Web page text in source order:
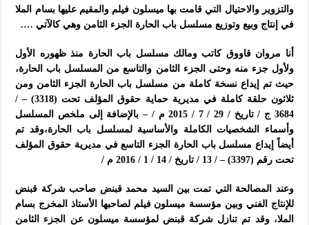
والتزوير والاحتيال التي قامت بها ميسلون فيلم والمقيم عليها بسام الملا
في إنتاج وبيع وتوزيع مسلسل باب الحارة الجزء الثامن وهي كالآتي ….
أنا مروان قاووق كاتب ومالك مسلسل باب الحارة منذ ظهوره الأول
ولأول جزء منه وحتى الجزء الثامن والتاسع من المسلسل باب الحارة،
حيث تم إيداع نسخة كاملة من مسلسل باب الحارة الجزء الثامن ومن
ثلاثون حلقة كاملة في مديرية حماية حقوق المؤلف تحت (3318) – /
3684 ج / تاريخ / 29 / 7 / 2015 م / – بالإضافة إلى ملخص المسلسل
وأسماء الشخصيات الكاملة والأساسية لمسلسل باب الحارة،وقد تم
أيضاً إيداع مسلسل باب الحارة الجزء التاسع في مديرية حقوق المؤلف
تحت رقم (3397) – / 13 / تاريخ / 14 / 1 / 2016 م /
وعند المصالحة التي تمت بين السيد محمد قبنض صاحب شركة قبنض
للإنتاج الفني وبين مؤسسة ميسلون فيلم لصاحبها الأستاذ المخرج بسام
الملا، وقد تم تنازل شركة قبنض لمؤسسة ميسلون عن الجزء الثامن